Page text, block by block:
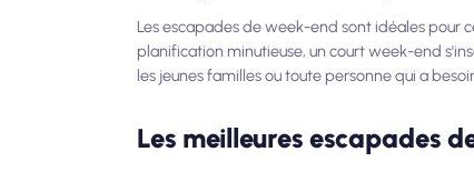
Les escapades de week-end sont idéales pour
planification minutieuse, un court week-end
les jeunes familles ou toute personne qui a
Les meilleures escapades